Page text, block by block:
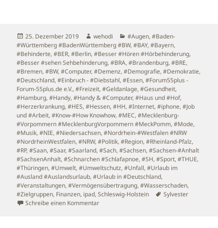
Veröffentlicht
am
25. Dezember 2019 Autor
wehodi Kategorien
#Augen,#Baden-
#Württemberg #BadenWürttemberg #BW,#BAY,#Bayern,
#Behinderte,#BER,#Berlin,#Besser #Hören #Hörbehinderung,
#Besser #sehen Sehbehinderung,#BRA,#Brandenburg,#BRE,
#Bremen,#BW,#Computer,#Demenz,#Demografie,#Demokratie,
#Deutschland,#Einbruch - #Diebstahl,#Essen,#Forum55plus -
Forum-55plus.de e.V.,#Freizeit,#Geldanlage,#Gesundheit,
#Hamburg,#Handy,#Handy & #Computer,#Haus und #Hof,
#Herzerkrankung,#HES,#Hessen,#HH,#Internet,#iphone,#Job
und #Arbeit,#Know-#How Knowhow,#MEC,#Mecklenburg-
#Vorpommern #MecklenburgVorpommern #MeckPomm,#Mode,
#Musik,#NIE,#Niedersachsen,#Nordrhein-#Westfalen #NRW
#NordrheinWestfalen,#NRW,#Politik,#Region,#Rheinland-Pfalz,
#RP,#Saan,#Saar,#Saarland,#Sach,#Sachsen,#Sachsen-#Anhalt
#SachsenAnhalt,#Schnarchen #Schlafapnoe,#SH,#Sport,#THUE,
#Thüringen,#Umwelt,#Umweltschutz,#Unfall,#Urlaub im
#Ausland #Auslandsurlaub,#Urlaub in #Deutschland,
#Veranstaltungen,#Vermögensübertragung,#Wasserschaden,
#Zielgruppen, Finanzen, ipad,Schleswig-Holstein Schlagwörter
Sylvester
Schreibe einen Kommentarzu #Kein #Feuerwerk an #Sylvester